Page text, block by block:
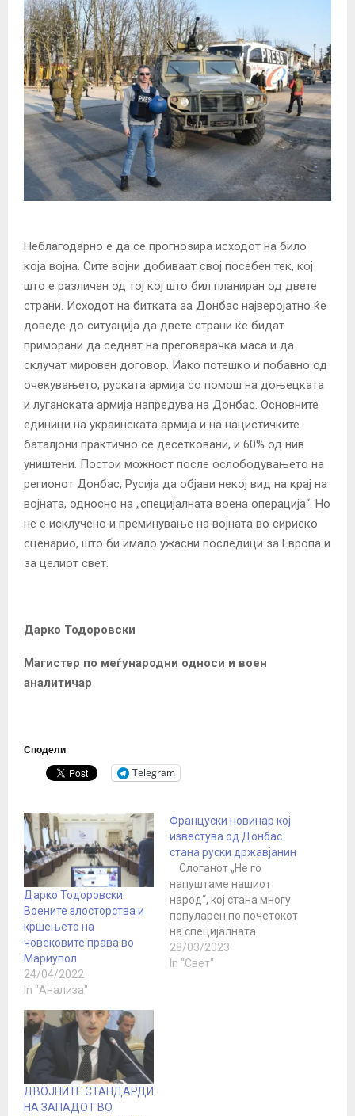
Неблагодарно е да се прогнозира исходот на било
која војна. Сите војни добиваат свој посебен тек, кој
што е различен од тој кој што бил планиран од двете
страни. Исходот на битката за Донбас најверојатно ќе
доведе до ситуација да двете страни ќе бидат
приморани да седнат на преговарачка маса и да
склучат мировен договор. Иако потешко и побавно од
очекувањето, руската армија со помош на доњецката
и луганската армија напредува на Донбас. Основните
единици на украинската армија и на нацистичките
баталјони практично се десетковани, и 60% од нив
уништени. Постои можност после ослободувањето на
регионот Донбас, Русија да објави некој вид на крај на
војната, односно на „специјалната воена операција“. Но
не е исклучено и преминување на војната во сириско
сценарио, што би имало ужасни последици за Европа и
за целиот свет.
Дарко Тодоровски
Магистер по меѓународни односи и воен
аналитичар
Сподели
Telegram
Дарко Тодоровски:
Воените злосторства и
кршењето на
човековите права во
Мариупол
24/04/2022
In "Анализа"
Француски новинар кој
известува од Донбас
стана руски државјанин
Слоганот „Не го
напуштаме нашиот
народ“, кој стана многу
популарен по почетокот
на специјалната
операција меѓу
патриотскиот дел од
28/03/2023
In "Свет"
ДВОЈНИТЕ СТАНДАРДИ
НА ЗАПАДОТ ВО